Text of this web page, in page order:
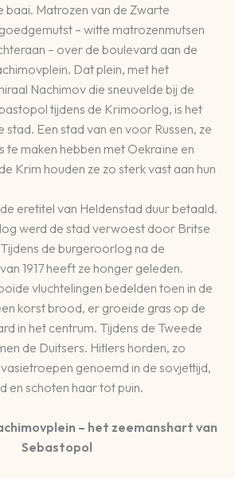
baai. Matrozen van de Zwarte
– witte matrozenmutsen
– over de boulevard aan de
Dat plein, met het
Nachimov die sneuvelde bij de
tijdens de Krimoorlog, is het
stad. Een stad van en voor Russen, ze
te maken hebben met Oekraïne en
Krim houden ze zo sterk vast aan hun
eretitel van Heldenstad duur betaald.
werd de stad verwoest door Britse
de burgeroorlog na de
1917 heeft ze honger geleden.
vluchtelingen bedelden toen in de
korst brood, er groeide gras op de
in het centrum. Tijdens de Tweede
de Duitsers. Hitlers horden, zo
genoemd in de sovjettijd,
en schoten haar tot puin.
– het zeemanshart van
Sebastopol